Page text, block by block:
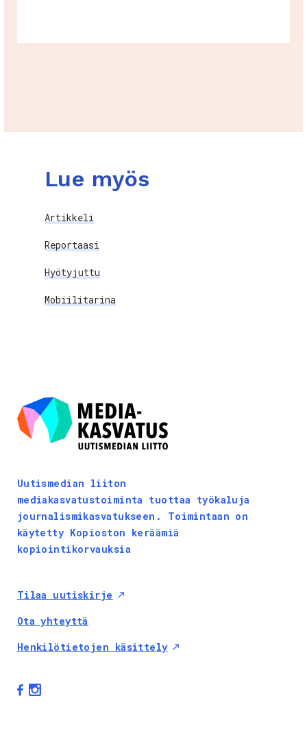
Lue myös
Artikkeli
Reportaasi
Hyötyjuttu
Mobiilitarina
Uutismedian liiton
mediakasvatustoiminta tuottaa työkaluja
journalismikasvatukseen. Toimintaan on
käytetty Kopioston keräämiä
kopiointikorvauksia
Tilaa uutiskirje
Ota yhteyttä
Henkilötietojen käsittely